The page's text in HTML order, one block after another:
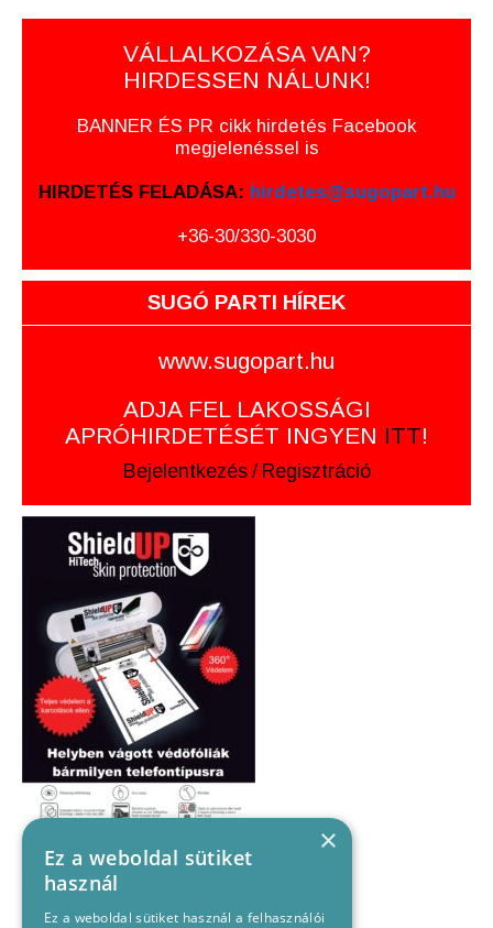
VÁLLALKOZÁSA VAN?
HIRDESSEN NÁLUNK!
BANNER ÉS PR cikk hirdetés Facebook
megjelenéssel is
HIRDETÉS FELADÁSA: hirdetes@sugopart.hu
+36-30/330-3030
SUGÓ PARTI HÍREK
www.sugopart.hu
ADJA FEL LAKOSSÁGI
APRÓHIRDETÉSÉT INGYEN ITT!
Bejelentkezés / Regisztráció
×
Ez a weboldal sütiket
használ
Ez a weboldal sütiket használ a felhasználói